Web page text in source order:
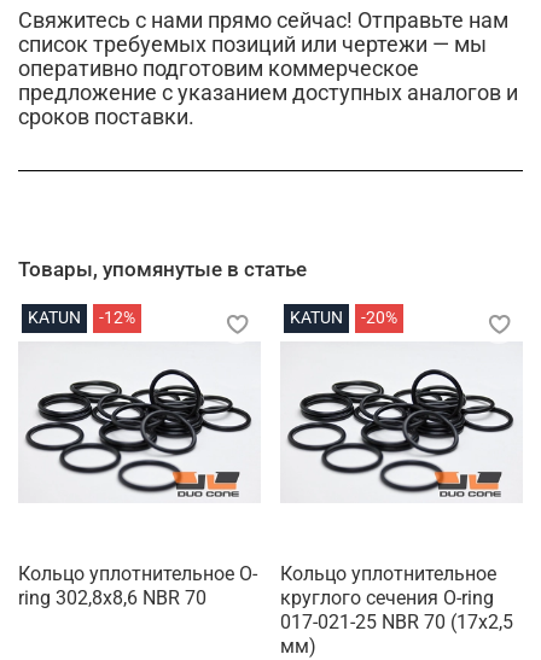
Свяжитесь с нами прямо сейчас! Отправьте нам
список требуемых позиций или чертежи — мы
оперативно подготовим коммерческое
предложение с указанием доступных аналогов и
сроков поставки.
Товары, упомянутые в статье
KATUN -12%
Кольцо уплотнительное O-
ring 302,8x8,6 NBR 70
KATUN -20%
Кольцо уплотнительное
круглого сечения O-ring
017-021-25 NBR 70 (17x2,5
мм)